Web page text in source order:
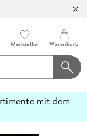
Merkzettel Warenkorb
mit dem